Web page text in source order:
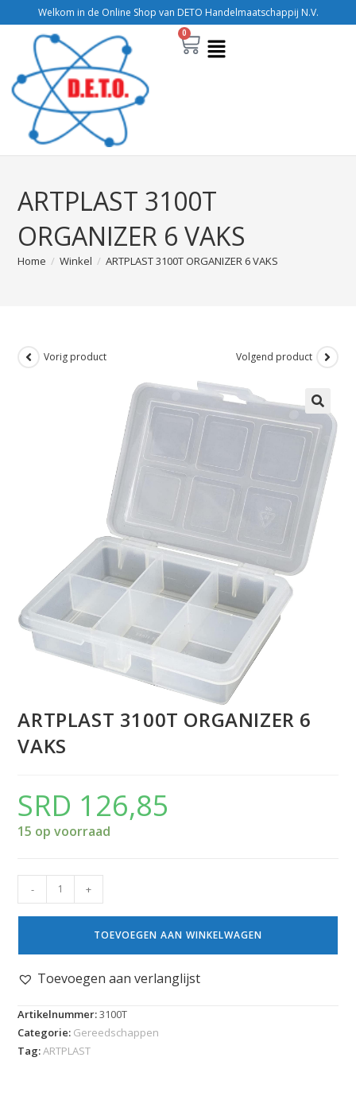
Welkom in de Online Shop van DETO Handelmaatschappij N.V.
0
ARTPLAST 3100T
ORGANIZER 6 VAKS
Home / Winkel / ARTPLAST 3100T ORGANIZER 6 VAKS
Vorig product Volgend product
ARTPLAST 3100T ORGANIZER 6
VAKS
SRD 126,85
15 op voorraad
- +
TOEVOEGEN AAN WINKELWAGEN
Toevoegen aan verlanglijst
Artikelnummer:3100T
Categorie: Gereedschappen
Tag:ARTPLAST